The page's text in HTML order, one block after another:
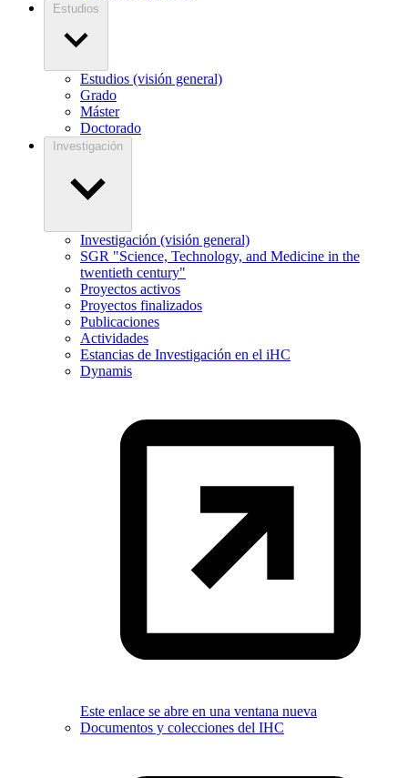
Estudios
Estudios (visión general)
Grado
Máster
Doctorado
Investigación
Investigación (visión general)
SGR "Science, Technology, and Medicine in the
twentieth century"
Proyectos activos
Proyectos finalizados
Publicaciones
Actividades
Estancias de Investigación en el iHC
Dynamis
Este enlace se abre en una ventana nueva
Documentos y colecciones del IHC